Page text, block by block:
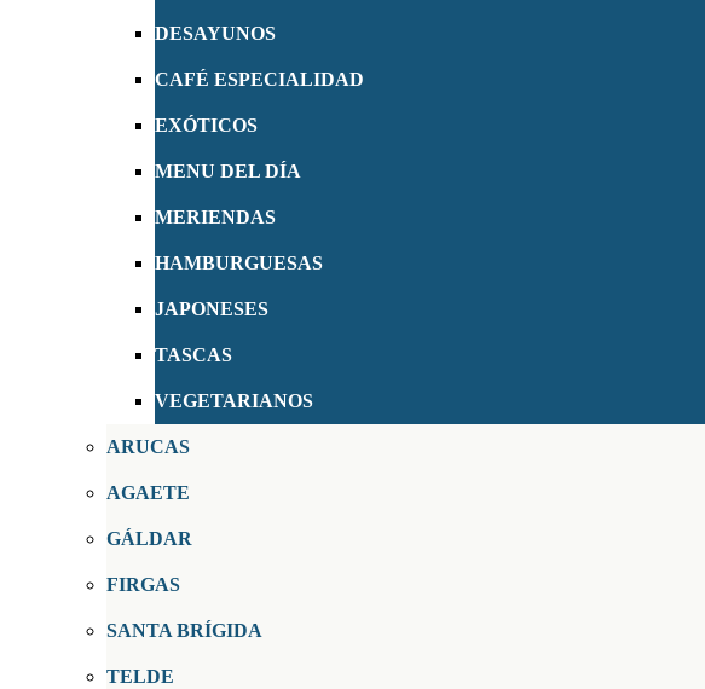
DESAYUNOS
CAFÉ ESPECIALIDAD
EXÓTICOS
MENU DEL DÍA
MERIENDAS
HAMBURGUESAS
JAPONESES
TASCAS
VEGETARIANOS
ARUCAS
AGAETE
GÁLDAR
FIRGAS
SANTA BRÍGIDA
TELDE